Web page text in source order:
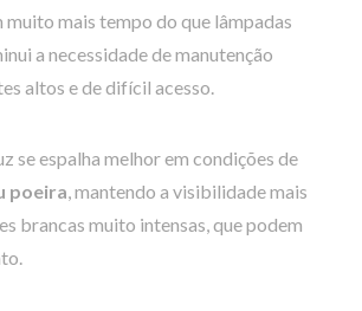
muito mais tempo do que lâmpadas
a necessidade de manutenção
altos e de difícil acesso.
se espalha melhor em condições de
poeira , mantendo a visibilidade mais
brancas muito intensas, que podem